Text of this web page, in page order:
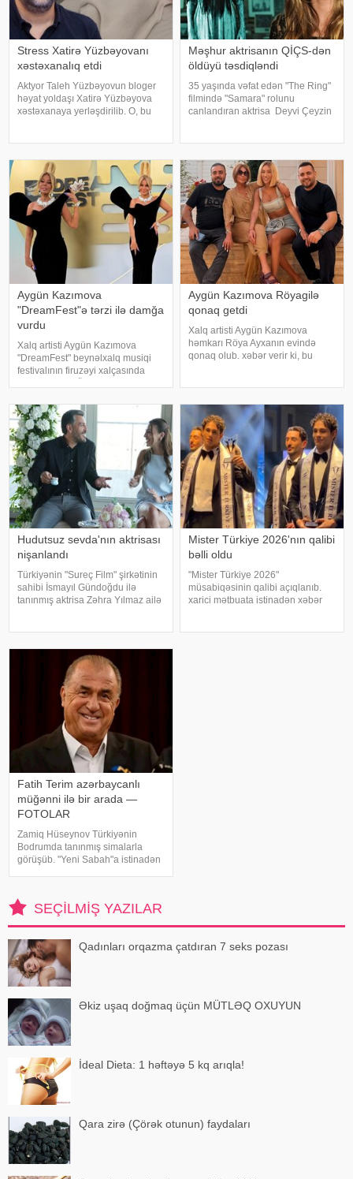
Stress Xatirə Yüzbəyovanı
xəstəxanalıq etdi
Aktyor Taleh Yüzbəyovun bloger
həyat yoldaşı Xatirə Yüzbəyova
xəstəxanaya yerləşdirilib. O, bu
qidalandım, nə düzgün yatdım.
Gördü
Məşhur aktrisanın QİÇS-dən
öldüyü təsdiqləndi
35 yaşında vəfat edən "The Ring"
filmində "Samara" rolunu
canlandıran aktrisa Deyvi Çeyzin
İdarəsini
Aygün Kazımova
"DreamFest"ə tərzi ilə damğa
vurdu
Xalq artisti Aygün Kazımova
"DreamFest" beynəlxalq musiqi
festivalının firuzəyi xalçasında
vurub. Pop kraliça zövqlü geyimi
və fərqli saç düzümü il
Aygün Kazımova Röyagilə
qonaq getdi
Xalq artisti Aygün Kazımova
həmkarı Röya Ayxanın evində
qonaq olub. xəbər verir ki, bu
izləyicilərin marağına səbəb olub
Hudutsuz sevda'nın aktrisası
nişanlandı
Türkiyənin "Sureç Film" şirkətinin
sahibi İsmayıl Gündoğdu ilə
tanınmış aktrisa Zəhra Yılmaz ailə
aləmindən tanınmış simala
Mister Türkiye 2026'nın qalibi
bəlli oldu
"Mister Türkiye 2026"
müsabiqəsinin qalibi açıqlanıb.
xarici mətbuata istinadən xəbər
Fatih Terim azərbaycanlı
müğənni ilə bir arada —
FOTOLAR
Zamiq Hüseynov Türkiyənin
Bodrumda tanınmış simalarla
görüşüb. "Yeni Sabah"a istinadən
məşqçi Fatih Terimləı ünsiyyətdə
olub. Z.Hüseynov görüş zaman
SEÇILMIŞ YAZILAR
Qadınları orqazma çatdıran 7 seks pozası
Əkiz uşaq doğmaq üçün MÜTLƏQ OXUYUN
İdeal Dieta: 1 həftəyə 5 kq arıqla!
Qara zirə (Çörək otunun) faydaları